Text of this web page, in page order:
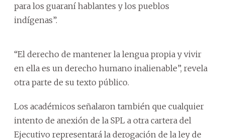
para los guaraní hablantes y los pueblos
indígenas”.
“El derecho de mantener la lengua propia y vivir
en ella es un derecho humano inalienable”, revela
otra parte de su texto público.
Los académicos señalaron también que cualquier
intento de anexión de la SPL a otra cartera del
Ejecutivo representará la derogación de la ley de